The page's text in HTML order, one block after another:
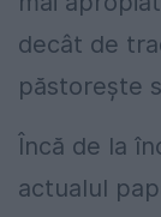
decât de
păstorește
Încă de la
actualul